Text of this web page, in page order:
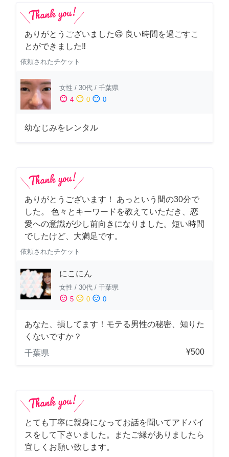
ありがとうございました😄 良い時間を過ごすこ
とができました‼️
依頼されたチケット
女性 / 30代 / 千葉県
sentiment_satisfied 4 sentiment_neutral 0 sentiment_dissatisfied 0
幼なじみをレンタル
ありがとうございます！ あっという間の30分で
した。 色々とキーワードを教えていただき、恋
愛への意識が少し前向きになりました。短い時間
でしたけど、大満足です。
依頼されたチケット
にこにん
女性 / 30代 / 千葉県
sentiment_satisfied 5 sentiment_neutral 0 sentiment_dissatisfied 0
あなた、損してます！モテる男性の秘密、知りた
くないですか？
千葉県
¥500
とても丁寧に親身になってお話を聞いてアドバイ
スをして下さいました。またご縁がありましたら
宜しくお願い致します。